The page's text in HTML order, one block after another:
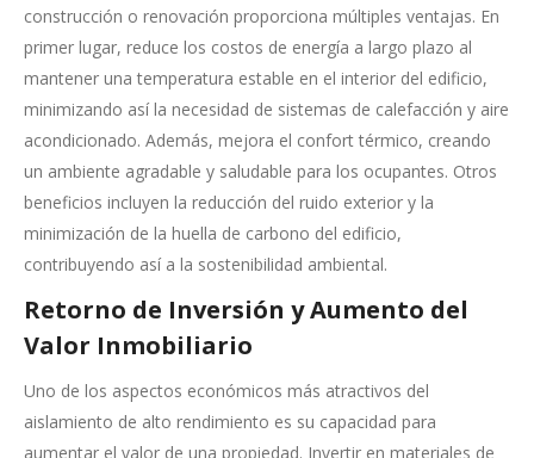
construcción o renovación proporciona múltiples ventajas. En
primer lugar, reduce los costos de energía a largo plazo al
mantener una temperatura estable en el interior del edificio,
minimizando así la necesidad de sistemas de calefacción y aire
acondicionado. Además, mejora el confort térmico, creando
un ambiente agradable y saludable para los ocupantes. Otros
beneficios incluyen la reducción del ruido exterior y la
minimización de la huella de carbono del edificio,
contribuyendo así a la sostenibilidad ambiental.
Retorno de Inversión y Aumento del
Valor Inmobiliario
Uno de los aspectos económicos más atractivos del
aislamiento de alto rendimiento es su capacidad para
aumentar el valor de una propiedad. Invertir en materiales de